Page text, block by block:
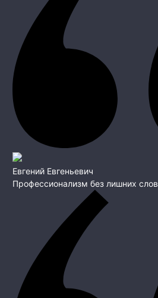
Евгений Евгеньевич
Профессионализм без лишних слов